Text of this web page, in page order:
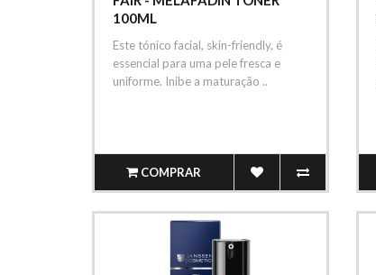
100ML
Este tónico facial, skin-friendly, é
essencial para uma pele fresca e
uniforme. Inibe a maturação ..
COMPRAR